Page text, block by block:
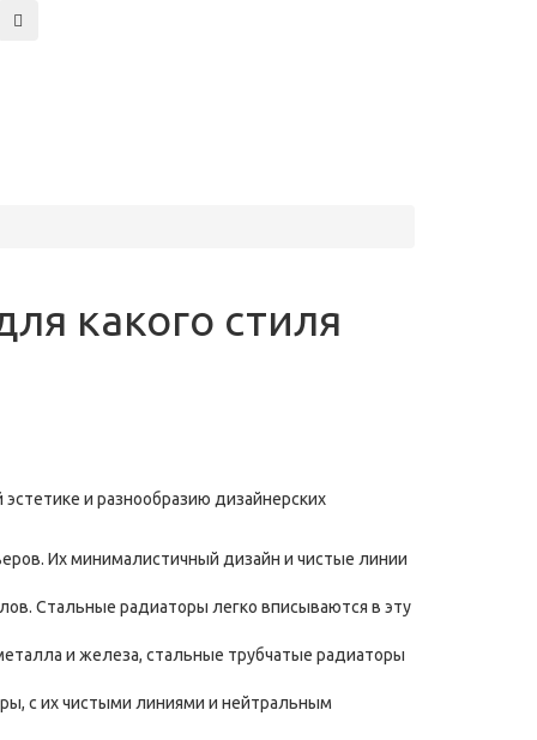
какого стиля
и разнообразию дизайнерских
Их минималистичный дизайн и чистые линии
Стальные радиаторы легко вписываются в эту
и железа, стальные трубчатые радиаторы
с их чистыми линиями и нейтральным